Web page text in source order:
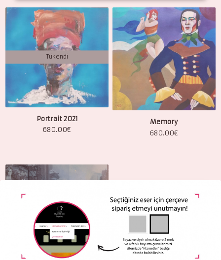
Tükendi
Portrait 2021
680.00€
Memory
680.00€